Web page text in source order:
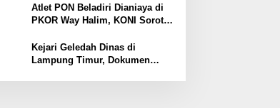
Pemkab Lampung Utara
Atlet PON Beladiri Dianiaya di
PKOR Way Halim, KONI Soroti
Kawasan
Kejari Geledah Dinas di
Lampung Timur, Dokumen